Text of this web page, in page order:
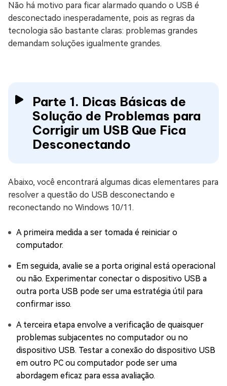
Não há motivo para ficar alarmado quando o USB é
desconectado inesperadamente, pois as regras da
tecnologia são bastante claras: problemas grandes
demandam soluções igualmente grandes.
Parte 1. Dicas Básicas de
Solução de Problemas para
Corrigir um USB Que Fica
Desconectando
Abaixo, você encontrará algumas dicas elementares para
resolver a questão do USB desconectando e
reconectando no Windows 10/11.
A primeira medida a ser tomada é reiniciar o
computador.
Em seguida, avalie se a porta original está operacional
ou não. Experimentar conectar o dispositivo USB a
outra porta USB pode ser uma estratégia útil para
confirmar isso.
A terceira etapa envolve a verificação de quaisquer
problemas subjacentes no computador ou no
dispositivo USB. Testar a conexão do dispositivo USB
em outro PC ou computador pode ser uma
abordagem eficaz para essa avaliação.